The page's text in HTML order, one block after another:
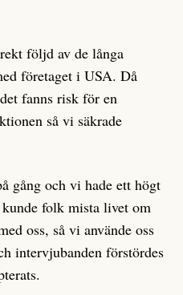
följd av de långa
företaget i USA. Då
fanns risk för en
så vi säkrade
gång och vi hade ett högt
folk mista livet om
oss, så vi använde oss
intervjubanden förstördes